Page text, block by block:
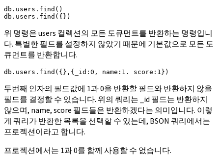
db.users.find()
db.users.find({})
위 명령은 users 컬렉션의 모든 도큐먼트를 반환하는 명령입니
다. 특별한 필드를 설정하지 않았기 때문에 기본값으로 모든 도
큐먼트를 반환합니다.
db.users.find({},{_id:0, name:1. score:1})
두번째 인자의 필드값에 1과 0을 반환할 필드와 반환하지 않을
필드를 결정할 수 있습니다. 위의 쿼리는 _id 필드는 반환하지
않으며, name, score 필드들은 반환하겠다는 의미입니다. 이렇
게 쿼리가 반환한 목록을 선택할 수 있는데, BSON 쿼리에서는
프로젝션이라고 합니다.
프로젝션에서는 1과 0를 함께 사용할 수 없습니다.